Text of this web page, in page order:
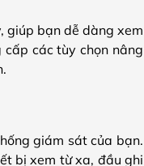
giúp bạn dễ dàng xem
cấp các tùy chọn nâng
giám sát của bạn.
bị xem từ xa, đầu ghi